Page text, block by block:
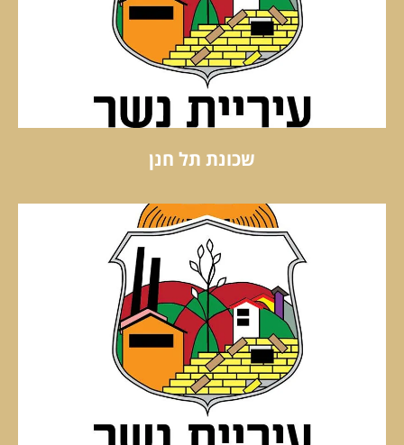
שכונת תל חנן
קראו עוד
שכונת תל חנן